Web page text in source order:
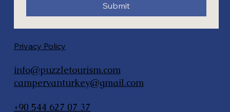
Submit
Privacy Policy
info@puzzletourism.com
campervanturkey@gmail.com
+90 544 627 07 37